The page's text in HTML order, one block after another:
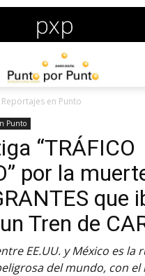
Reportajes en Punto
Punto
“TRÁFICO
por la
que
Tren de
EE.UU. y México es la
del mundo, con el